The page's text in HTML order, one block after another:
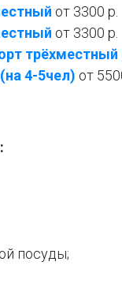
от 3300 р.
от 3300 р.
трёхместный
4-5чел) от
посуды;